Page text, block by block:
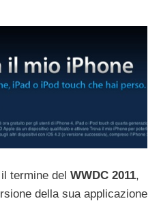
termine del WWDC 2011,
della sua applicazione